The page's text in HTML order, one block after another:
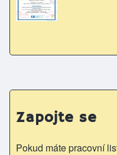
Zapojte se
Pokud máte pracovní